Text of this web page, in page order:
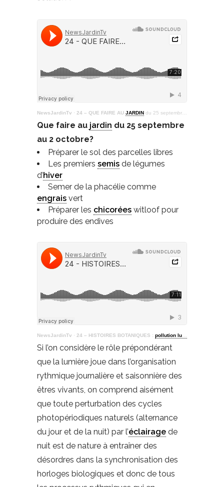
NewsJardinTv · 24 – QUE FAIRE AU JARDIN du 25 septembre au 2 octobre ?
Que faire au jardin du 25 septembre
au 2 octobre?
Préparer le sol des parcelles libres
Les premiers semis de légumes
d’hiver
Semer de la phacélie comme
engrais vert
Préparer les chicorées witloof pour
produire des endives
NewsJardinTv · 24 – HISTOIRES BOTANIQUES : pollution lumineuse
Si l’on considère le rôle prépondérant
que la lumière joue dans l’organisation
rythmique journalière et saisonnière des
êtres vivants, on comprend aisément
que toute perturbation des cycles
photopériodiques naturels (alternance
du jour et de la nuit) par l’éclairage de
nuit est de nature à entraîner des
désordres dans la synchronisation des
horloges biologiques et donc de tous